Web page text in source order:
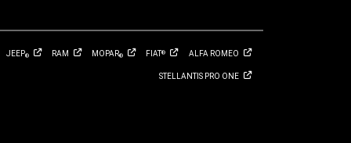
JEEP® RAM MOPAR® FIAT® ALFA ROMEO
STELLANTIS PRO ONE